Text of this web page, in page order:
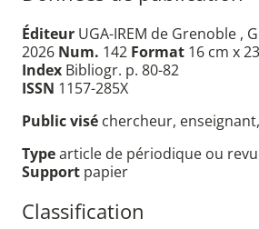
Éditeur UGA-IREM de Grenoble ,
2026 Num. 142 Format 16 cm x
Index Bibliogr. p. 80-82
ISSN 1157-285X
Public visé chercheur,
Typearticle de périodique ou
Support papier
Classification